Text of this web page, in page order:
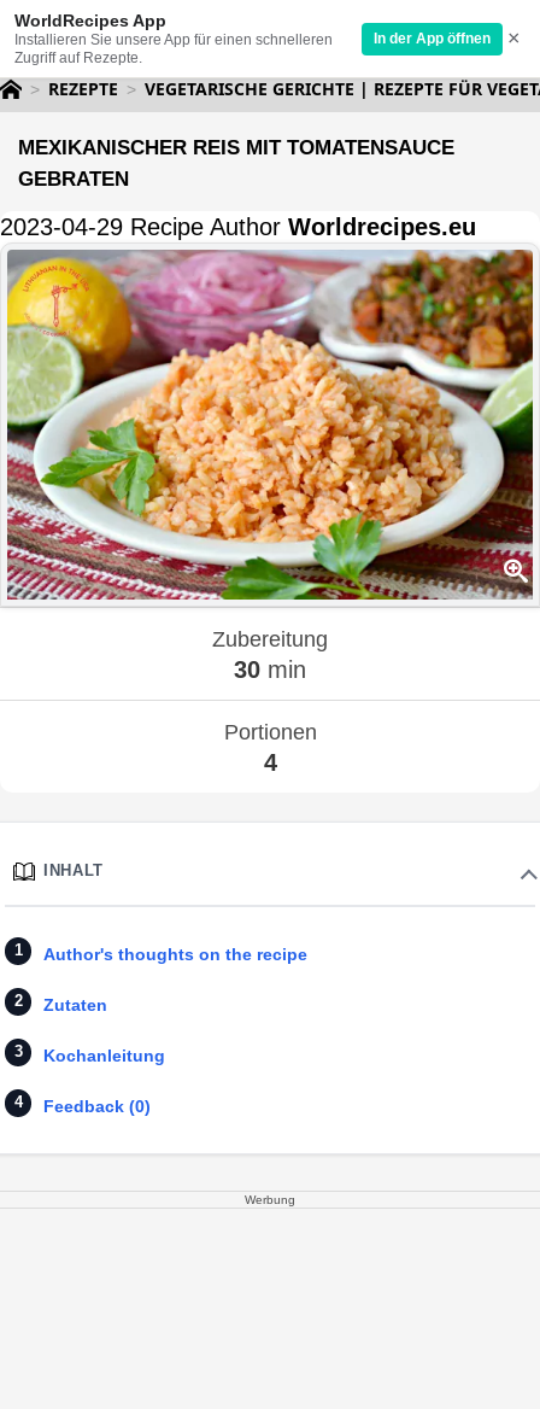
WorldRecipes App
Installieren Sie unsere App für einen schnelleren
Zugriff auf Rezepte.
In der App öffnen ×
REZEPTE VEGETARISCHE GERICHTE | REZEPTE FÜR
MEXIKANISCHER REIS MIT TOMATENSAUCE
GEBRATEN
2023-04-29 Recipe Author Worldrecipes.eu
Zubereitung
30 min
Portionen
4
INHALT
Author's thoughts on the recipe
Zutaten
Kochanleitung
Feedback (0)
Werbung